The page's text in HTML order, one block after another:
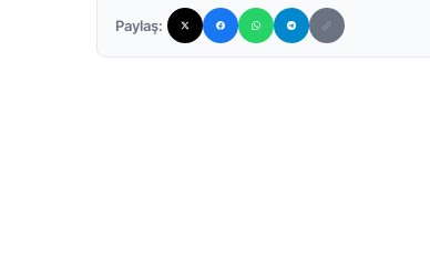
Paylaş: